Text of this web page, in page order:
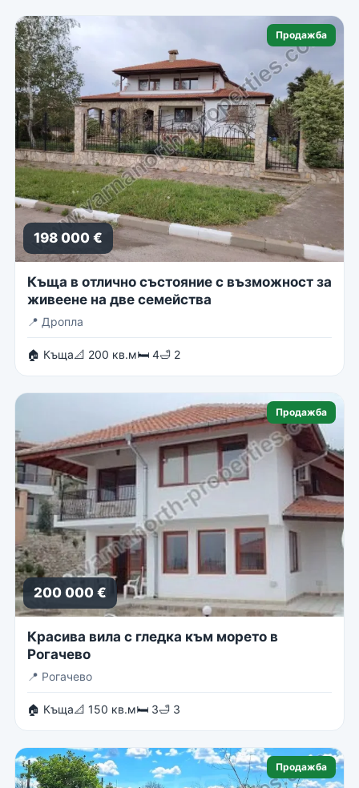
Продажба
198 000 €
Къща в отлично състояние с възможност за
живеене на две семейства
📍 Дропла
🏠 Къща📐 200 кв.м🛏 4🛁 2
Продажба
200 000 €
Красива вила с гледка към морето в
Рогачево
📍 Рогачево
🏠 Къща📐 150 кв.м🛏 3🛁 3
Продажба